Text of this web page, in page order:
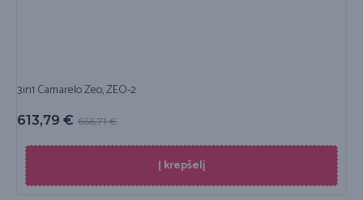
3in1 Camarelo Zeo, ZEO-2
666,71€
613,79 €
Į krepšelį